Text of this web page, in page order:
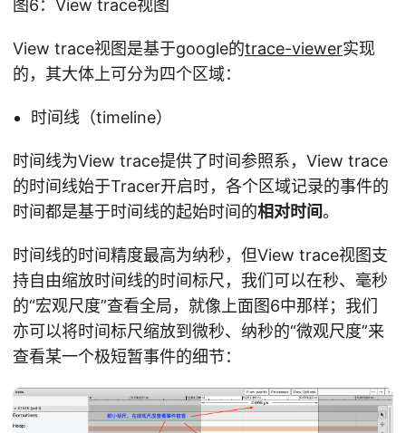
图6：View trace视图
View trace视图是基于google的trace-viewer实现
的，其大体上可分为四个区域：
时间线（timeline）
时间线为View trace提供了时间参照系，View trace
的时间线始于Tracer开启时，各个区域记录的事件的
时间都是基于时间线的起始时间的相对时间。
时间线的时间精度最高为纳秒，但View trace视图支
持自由缩放时间线的时间标尺，我们可以在秒、毫秒
的“宏观尺度”查看全局，就像上面图6中那样；我们
亦可以将时间标尺缩放到微秒、纳秒的“微观尺度”来
查看某一个极短暂事件的细节：